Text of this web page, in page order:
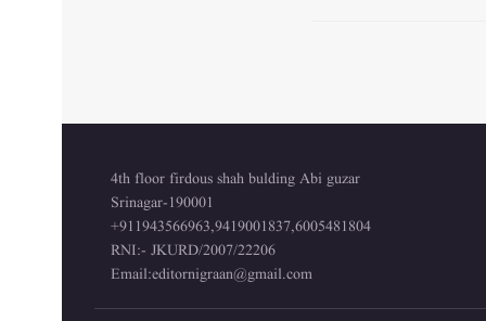
4th floor firdous shah bulding Abi guzar
Srinagar-190001
+911943566963,9419001837,6005481804
RNI:- JKURD/2007/22206
Email:editornigraan@gmail.com